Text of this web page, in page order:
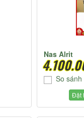
Nas Alrit
So sánh
Đặt